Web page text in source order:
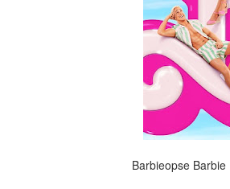
Barbieopse Barbie